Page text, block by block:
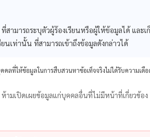
มารถระบุตัวผู้ร้องเรียนหรือผู้ให้ข้อมูลได้ และ
นเท่านั้น ที่สามารถเข้าถึงข้อมูลดังกล่าวได้
ที่ให้ข้อมูลในการสืบสวนหาข้อเท็จจริงไม่ได้รับความเดื
มเปิดเผยข้อมูลแก่บุคคลอื่นที่ไม่มีหน้าที่เกี่ยวข้อ